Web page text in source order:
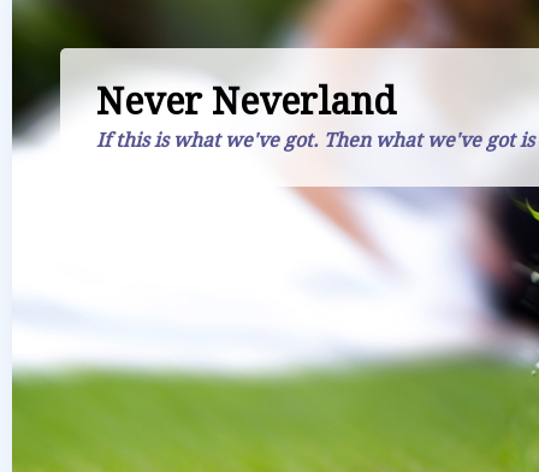
Never Neverland
If this is what we've got. Then what we've got is